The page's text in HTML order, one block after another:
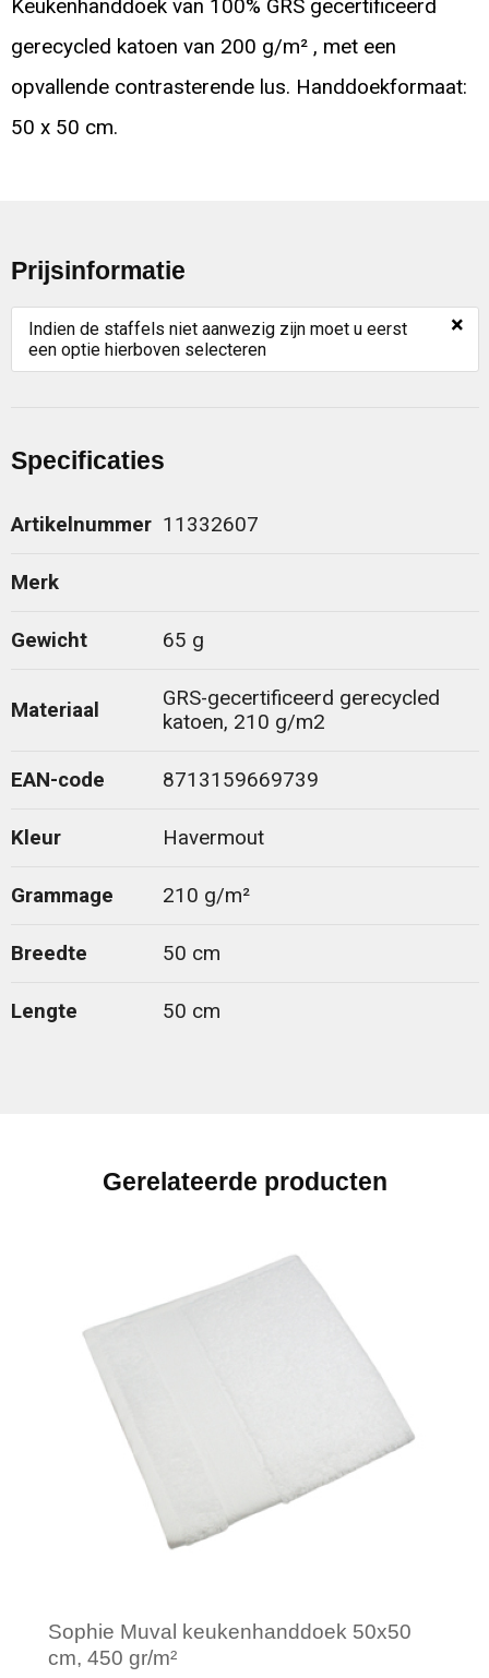
Keukenhanddoek van 100% GRS gecertificeerd
gerecycled katoen van 200 g/m² , met een
opvallende contrasterende lus. Handdoekformaat:
50 x 50 cm.
Prijsinformatie
Indien de staffels niet aanwezig zijn moet u eerst
een optie hierboven selecteren
×
Specificaties
Artikelnummer 11332607
Merk
Gewicht 65 g
Materiaal
GRS-gecertificeerd gerecycled
katoen, 210 g/m2
EAN-code 8713159669739
Kleur Havermout
Grammage 210 g/m²
Breedte 50 cm
Lengte 50 cm
Gerelateerde producten
Sophie Muval keukenhanddoek 50x50
cm, 450 gr/m²